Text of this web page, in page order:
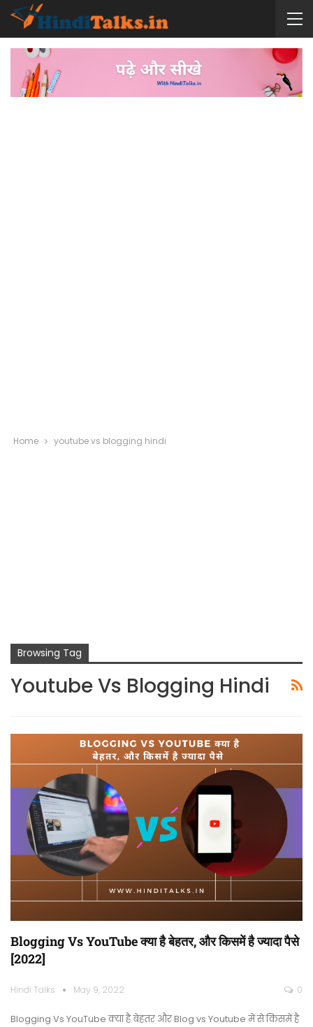
Home youtube vs blogging hindi
Browsing Tag
Youtube Vs Blogging Hindi
Blogging Vs YouTube क्या है बेहतर, और किसमें है ज्यादा पैसे
[2022]
Hindi Talks May 9, 2022 0
Blogging Vs YouTube क्या है बेहतर और Blog vs Youtube में से किसमें है